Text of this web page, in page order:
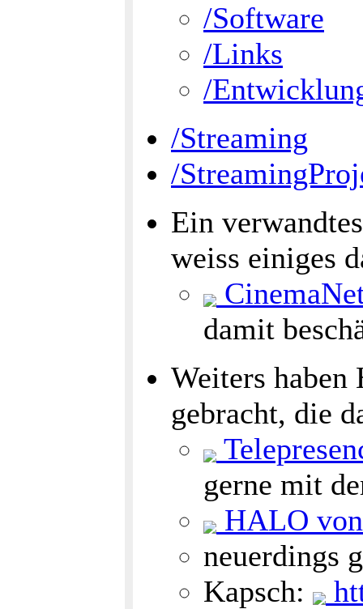
/Software
/Links
/
/Streaming
/
Ein
weiss einiges
damit
Weiters haben
gebracht, die
gerne mit
HALO
neuerdings
Kapsch: